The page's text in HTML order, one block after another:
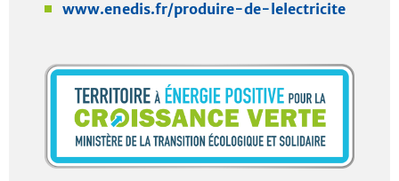
www.enedis.fr/produire-de-lelectricite